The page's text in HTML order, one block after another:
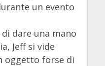
un evento
dare una mano
Jeff si vide
oggetto forse di